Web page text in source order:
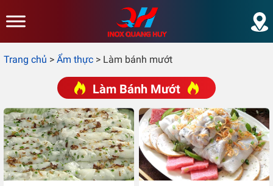
Trang chủ > Ẩm thực > Làm bánh mướt
Làm Bánh Mướt